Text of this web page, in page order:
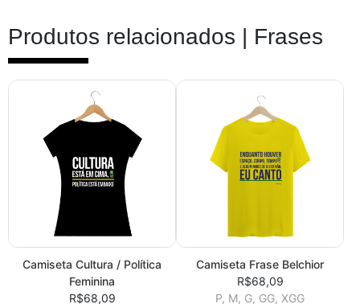
Produtos relacionados | Frases
Camiseta Cultura / Política
Feminina
R$68,09
Camiseta Frase Belchior
R$68,09
P, M, G, GG, XGG